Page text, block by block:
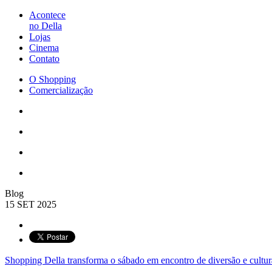
Acontece
no Della
Lojas
Cinema
Contato
O Shopping
Comercialização
Blog
15 SET 2025
Shopping Della transforma o sábado em encontro de diversão e